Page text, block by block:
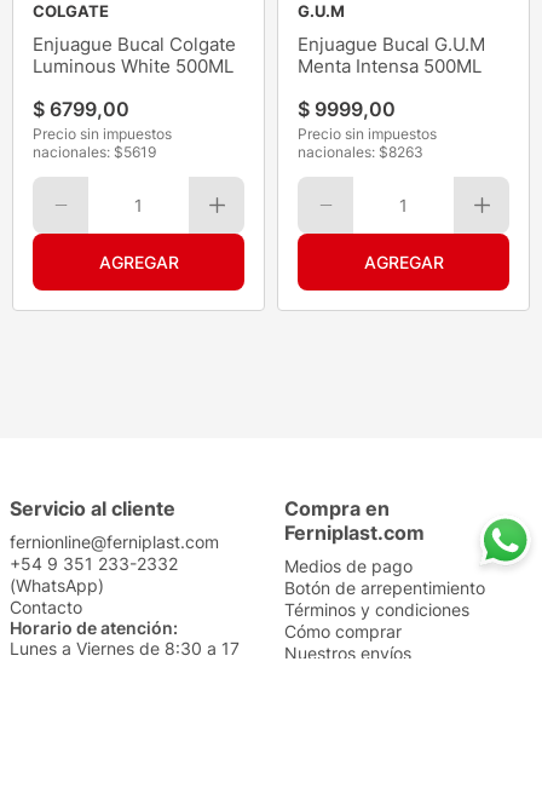
COLGATE
Enjuague Bucal Colgate
Luminous White 500ML
$ 6799,00
Precio sin impuestos
nacionales: $5619
1
G.U.M
Enjuague Bucal G.U.M
Menta Intensa 500ML
$ 9999,00
Precio sin impuestos
nacionales: $8263
1
Servicio al cliente
fernionline@ferniplast.com
+54 9 351 233-2332
(WhatsApp)
Contacto
Horario de atención:
Lunes a Viernes de 8:30 a 17
Compra en
Ferniplast.com
Medios de pago
Botón de arrepentimiento
Términos y condiciones
Cómo comprar
Nuestros envíos